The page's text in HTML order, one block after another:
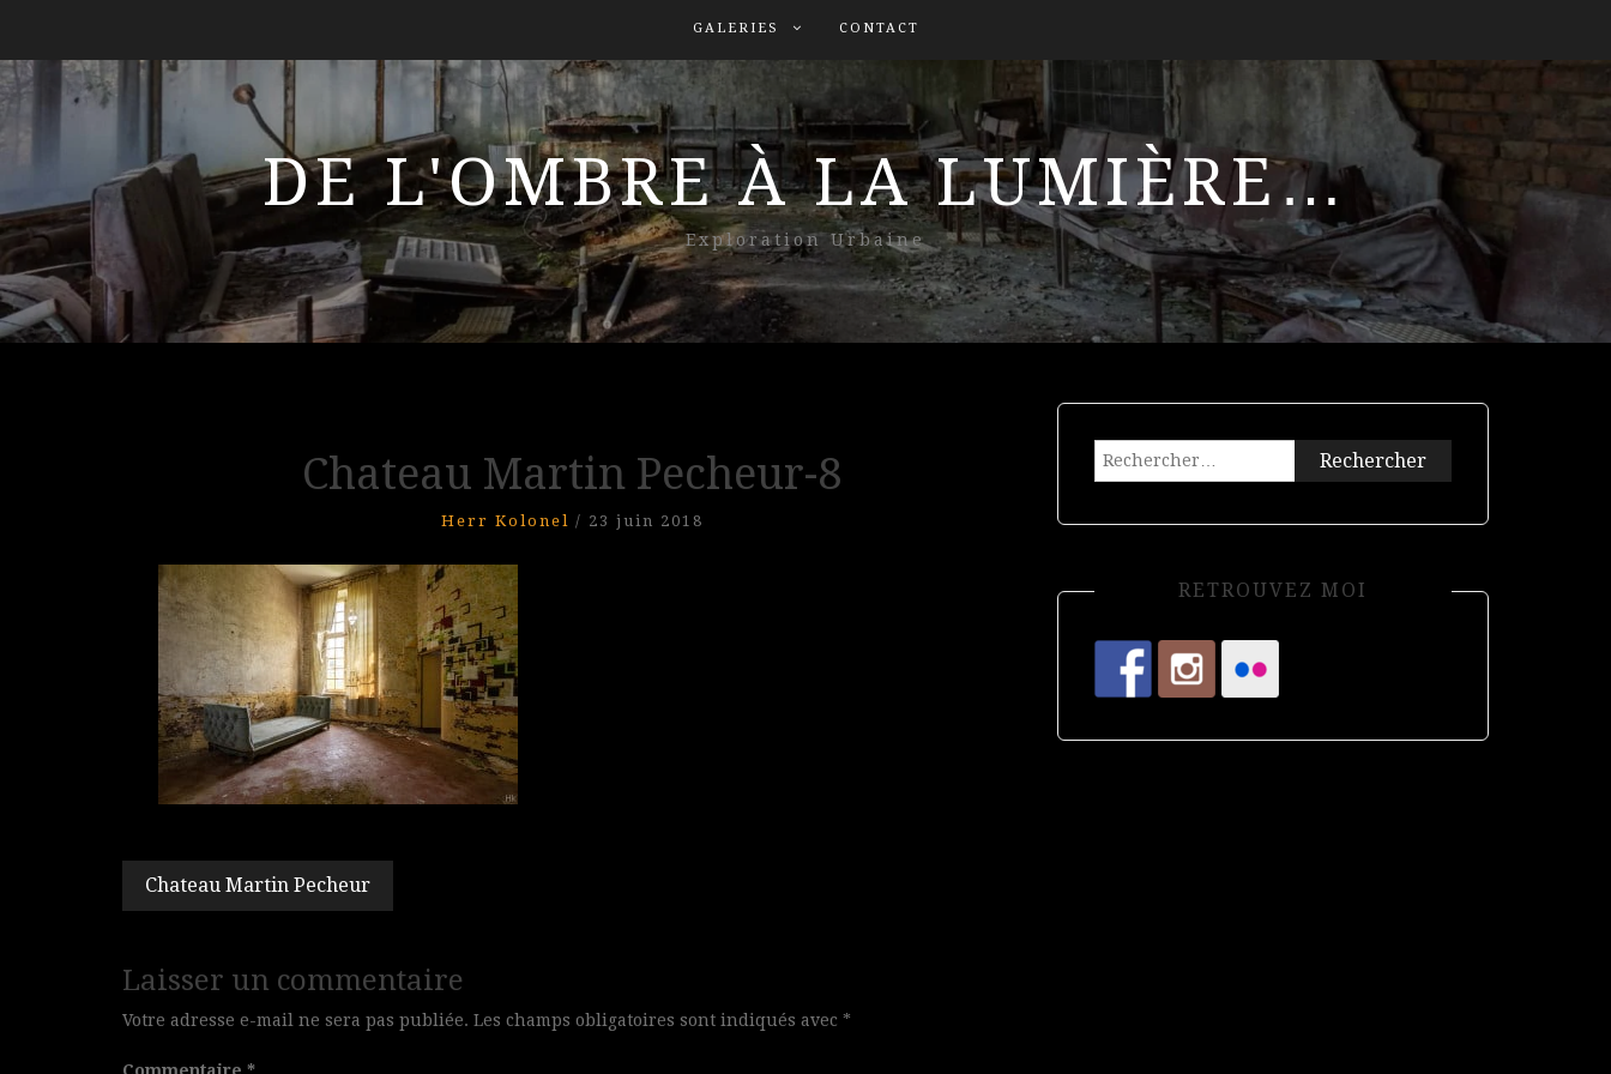
GALERIES CONTACT
DE L'OMBRE À LA LUMIÈRE…
Exploration Urbaine
Chateau Martin Pecheur-8
Herr Kolonel / 23 juin 2018
Navigation
de
l’article
Chateau Martin Pecheur
Laisser un commentaire
Votre adresse e-mail ne sera pas publiée. Les champs obligatoires sont indiqués avec *
Rechercher :
RETROUVEZ MOI